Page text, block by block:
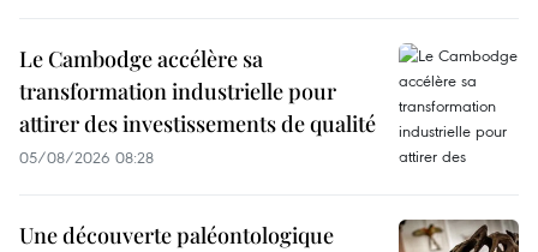
Le Cambodge accélère sa
transformation industrielle pour
attirer des investissements de qualité
05/08/2026 08:28
Une découverte paléontologique